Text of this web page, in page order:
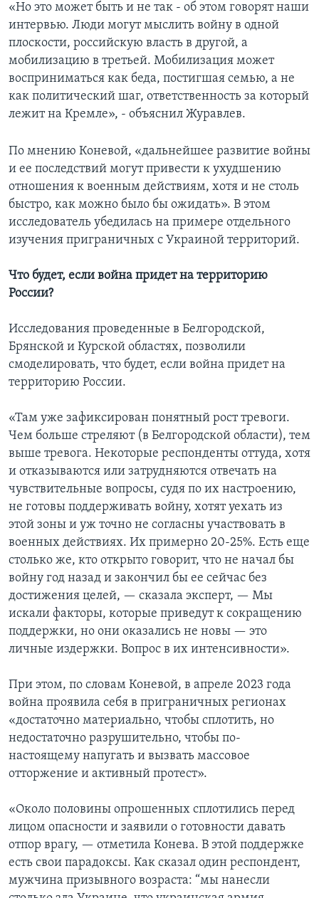
«Но это может быть и не так - об этом говорят наши
интервью. Люди могут мыслить войну в одной
плоскости, российскую власть в другой, а
мобилизацию в третьей. Мобилизация может
восприниматься как беда, постигшая семью, а не
как политический шаг, ответственность за который
лежит на Кремле», - объяснил Журавлев.
По мнению Коневой, «дальнейшее развитие войны
и ее последствий могут привести к ухудшению
отношения к военным действиям, хотя и не столь
быстро, как можно было бы ожидать». В этом
исследователь убедилась на примере отдельного
изучения приграничных с Украиной территорий.
Что будет, если война придет на территорию
России?
Исследования проведенные в Белгородской,
Брянской и Курской областях, позволили
смоделировать, что будет, если война придет на
территорию России.
«Там уже зафиксирован понятный рост тревоги.
Чем больше стреляют (в Белгородской области), тем
выше тревога. Некоторые респонденты оттуда, хотя
и отказываются или затрудняются отвечать на
чувствительные вопросы, судя по их настроению,
не готовы поддерживать войну, хотят уехать из
этой зоны и уж точно не согласны участвовать в
военных действиях. Их примерно 20-25%. Есть еще
столько же, кто открыто говорит, что не начал бы
войну год назад и закончил бы ее сейчас без
достижения целей, — сказала эксперт, — Мы
искали факторы, которые приведут к сокращению
поддержки, но они оказались не новы — это
личные издержки. Вопрос в их интенсивности».
При этом, по словам Коневой, в апреле 2023 года
война проявила себя в приграничных регионах
«достаточно материально, чтобы сплотить, но
недостаточно разрушительно, чтобы по-
настоящему напугать и вызвать массовое
отторжение и активный протест».
«Около половины опрошенных сплотились перед
лицом опасности и заявили о готовности давать
отпор врагу, — отметила Конева. В этой поддержке
есть свои парадоксы. Как сказал один респондент,
мужчина призывного возраста: “мы нанесли